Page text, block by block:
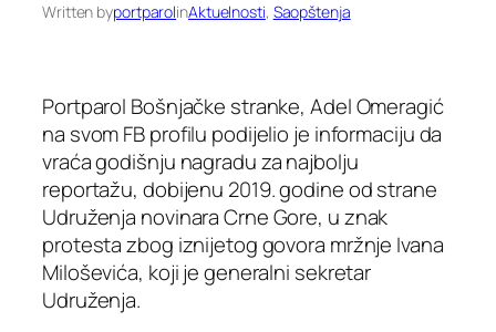
Written byportparolinAktuelnosti, Saopštenja
Portparol Bošnjačke stranke, Adel Omeragić
na svom FB profilu podijelio je informaciju da
vraća godišnju nagradu za najbolju
reportažu, dobijenu 2019. godine od strane
Udruženja novinara Crne Gore, u znak
protesta zbog iznijetog govora mržnje Ivana
Miloševića, koji je generalni sekretar
Udruženja.